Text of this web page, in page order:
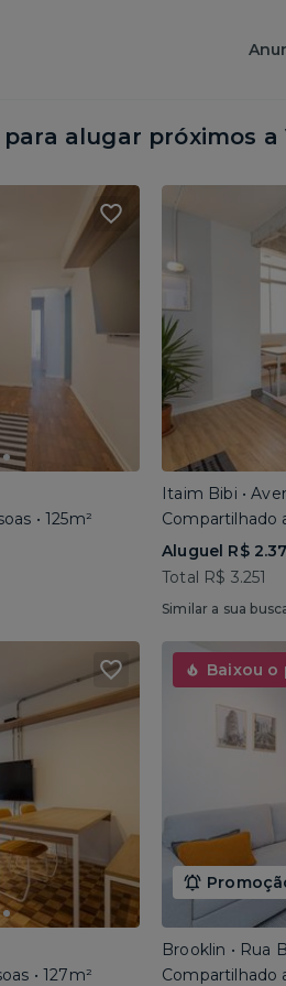
alugar próximos a
• 125m²
Itaim Bibi •
Compartilhado
Aluguel R$
Total R$ 3.251
Similar a sua
• 127m²
Baixou o
Brooklin • Rua
Compartilhado